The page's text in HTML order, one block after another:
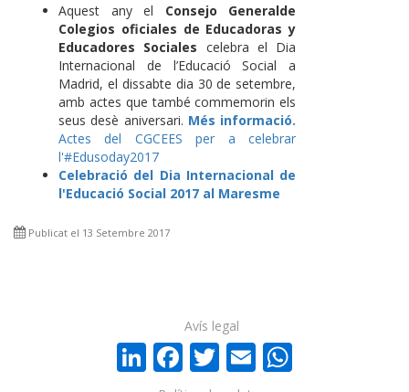
Aquest any el Consejo Generalde
Colegios oficiales de Educadoras y
Educadores Sociales celebra el Dia
Internacional de l’Educació Social a
Madrid, el dissabte dia 30 de setembre,
amb actes que també commemorin els
seus desè aniversari. Més informació.
Actes del CGCEES per a celebrar
l'#Edusoday2017
Celebració del Dia Internacional de
l'Educació Social 2017 al Maresme
Publicat el 13 Setembre 2017
LinkedIn
Facebook
Twitter
Email
Avís legal